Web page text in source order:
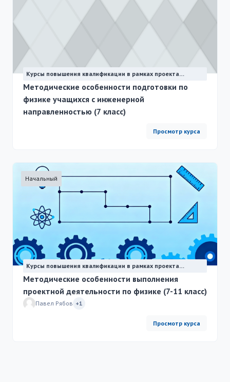
Курсы повышения квалификации в рамках проекта
"Физика для всех"
Методические особенности подготовки по
физике учащихся с инженерной
направленностью (7 класс)
Просмотр курса
Начальный
Курсы повышения квалификации в рамках проекта
"Физика для всех"
Методические особенности выполнения
проектной деятельности по физике (7-11 класс)
Павел Рябов +1
Просмотр курса